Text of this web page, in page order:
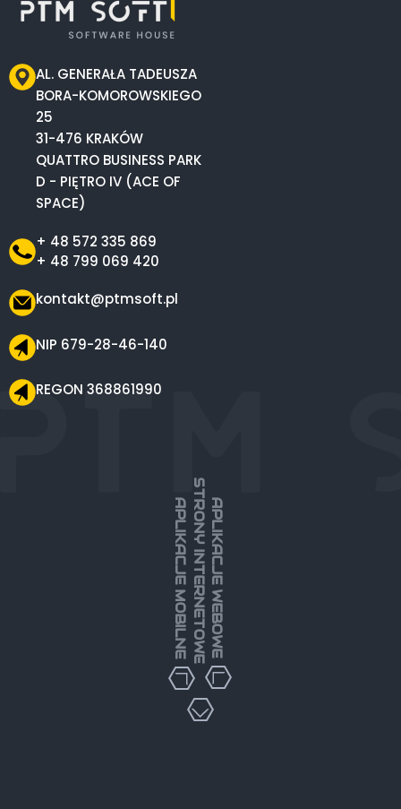
AL. GENERAŁA TADEUSZA
BORA-KOMOROWSKIEGO
25
31-476 KRAKÓW
QUATTRO BUSINESS PARK
D - PIĘTRO IV (ACE OF
SPACE)
+ 48 572 335 869
+ 48 799 069 420
kontakt@ptmsoft.pl
NIP 679-28-46-140
REGON 368861990
APLIKACJE MOBILNESTRONY INTERNETOWEAPLIKACJE WEBOWE